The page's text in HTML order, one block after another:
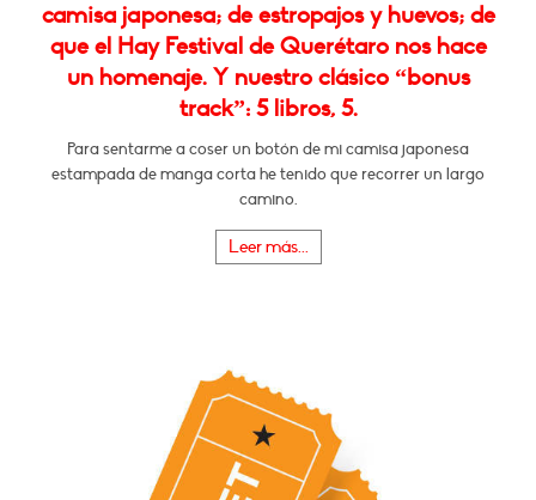
camisa japonesa; de estropajos y huevos; de
que el Hay Festival de Querétaro nos hace
un homenaje. Y nuestro clásico “bonus
track”: 5 libros, 5.
Para sentarme a coser un botón de mi camisa japonesa
estampada de manga corta he tenido que recorrer un largo
camino.
Leer más...